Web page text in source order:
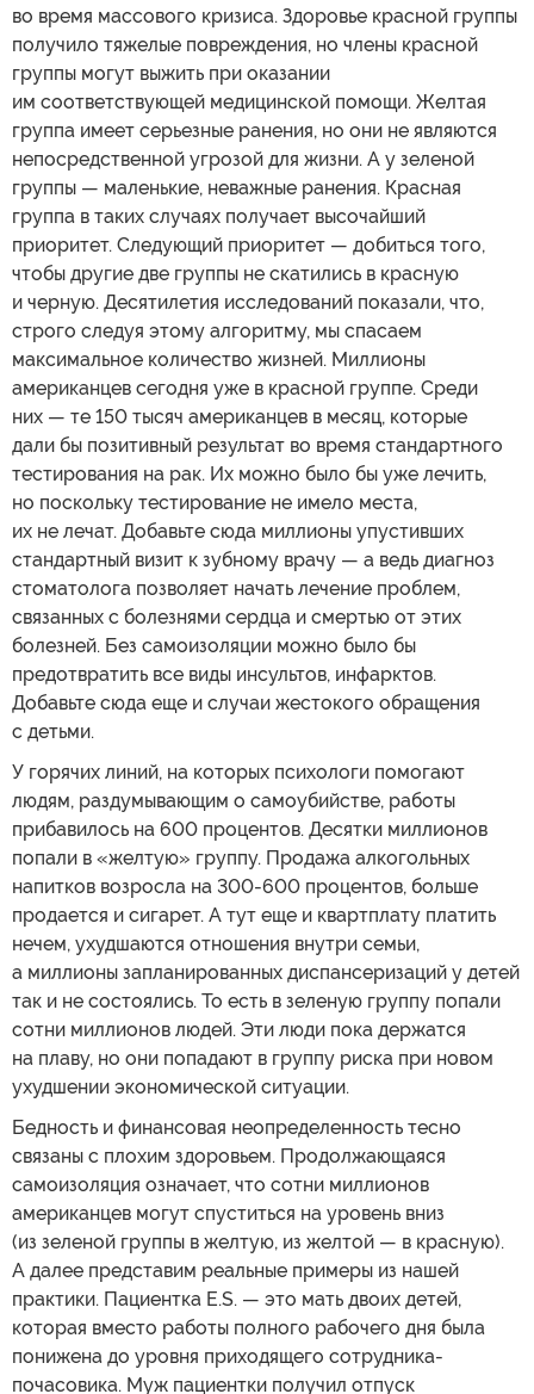
во время массового кризиса. Здоровье красной группы
получило тяжелые повреждения, но члены красной
группы могут выжить при оказании
им соответствующей медицинской помощи. Желтая
группа имеет серьезные ранения, но они не являются
непосредственной угрозой для жизни. А у зеленой
группы — маленькие, неважные ранения. Красная
группа в таких случаях получает высочайший
приоритет. Следующий приоритет — добиться того,
чтобы другие две группы не скатились в красную
и черную. Десятилетия исследований показали, что,
строго следуя этому алгоритму, мы спасаем
максимальное количество жизней. Миллионы
американцев сегодня уже в красной группе. Среди
них — те 150 тысяч американцев в месяц, которые
дали бы позитивный результат во время стандартного
тестирования на рак. Их можно было бы уже лечить,
но поскольку тестирование не имело места,
их не лечат. Добавьте сюда миллионы упустивших
стандартный визит к зубному врачу — а ведь диагноз
стоматолога позволяет начать лечение проблем,
связанных с болезнями сердца и смертью от этих
болезней. Без самоизоляции можно было бы
предотвратить все виды инсультов, инфарктов.
Добавьте сюда еще и случаи жестокого обращения
с детьми.
У горячих линий, на которых психологи помогают
людям, раздумывающим о самоубийстве, работы
прибавилось на 600 процентов. Десятки миллионов
попали в «желтую» группу. Продажа алкогольных
напитков возросла на 300-600 процентов, больше
продается и сигарет. А тут еще и квартплату платить
нечем, ухудшаются отношения внутри семьи,
а миллионы запланированных диспансеризаций у детей
так и не состоялись. То есть в зеленую группу попали
сотни миллионов людей. Эти люди пока держатся
на плаву, но они попадают в группу риска при новом
ухудшении экономической ситуации.
Бедность и финансовая неопределенность тесно
связаны с плохим здоровьем. Продолжающаяся
самоизоляция означает, что сотни миллионов
американцев могут спуститься на уровень вниз
(из зеленой группы в желтую, из желтой — в красную).
А далее представим реальные примеры из нашей
практики. Пациентка E.S. — это мать двоих детей,
которая вместо работы полного рабочего дня была
понижена до уровня приходящего сотрудника-
почасовика. Муж пациентки получил отпуск